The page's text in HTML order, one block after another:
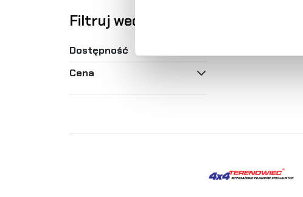
Filtruj według
Dostępność
Cena